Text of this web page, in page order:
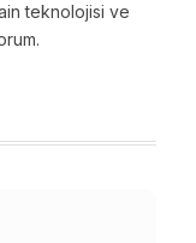
teknolojisi ve